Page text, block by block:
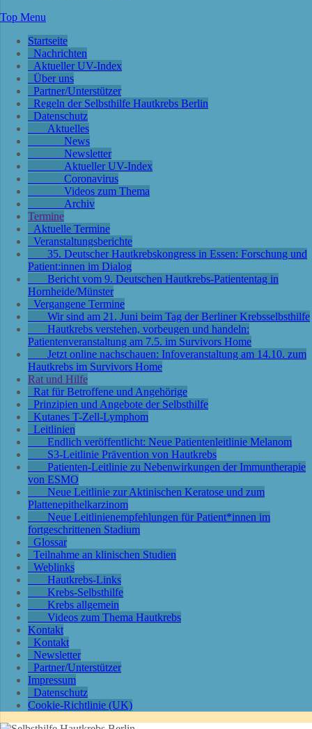
Top Menu
Startseite
Nachrichten
Aktueller UV-Index
Über uns
Partner/Unterstützer
Regeln der Selbsthilfe Hautkrebs Berlin
Datenschutz
Aktuelles
News
Newsletter
Aktueller UV-Index
Coronavirus
Videos zum Thema
Archiv
Termine
Aktuelle Termine
Veranstaltungsberichte
35. Deutscher Hautkrebskongress in Essen: Forschung und
Patient:innen im Dialog
Bericht vom 9. Deutschen Hautkrebs-Patiententag in
Hornheide/Münster
Vergangene Termine
Wir sind am 21. Juni beim Tag der Berliner Krebsselbsthilfe
Hautkrebs verstehen, vorbeugen und handeln:
Patientenveranstaltung am 7.5. im Survivors Home
Jetzt online nachschauen: Infoveranstaltung am 14.10. zum
Hautkrebs im Survivors Home
Rat und Hilfe
Rat für Betroffene und Angehörige
Prinzipien und Angebote der Selbsthilfe
Kutanes T-Zell-Lymphom
Leitlinien
Endlich veröffentlicht: Neue Patientenleitlinie Melanom
S3-Leitlinie Prävention von Hautkrebs
Patienten-Leitlinie zu Nebenwirkungen der Immuntherapie
von ESMO
Neue Leitlinie zur Aktinischen Keratose und zum
Plattenepithelkarzinom
Neue Leitlinienempfehlungen für Patient*innen im
fortgeschrittenen Stadium
Glossar
Teilnahme an klinischen Studien
Weblinks
Hautkrebs-Links
Krebs-Selbsthilfe
Krebs allgemein
Videos zum Thema Hautkrebs
Kontakt
Kontakt
Newsletter
Partner/Unterstützer
Impressum
Datenschutz
Cookie-Richtlinie (UK)